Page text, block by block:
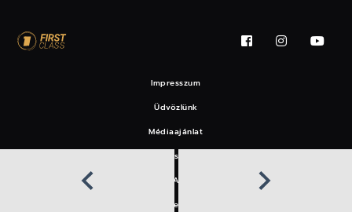
Impresszum
Üdvözlünk
Médiaajánlat
Felhasználási feltételek
EAT
Hírlevél